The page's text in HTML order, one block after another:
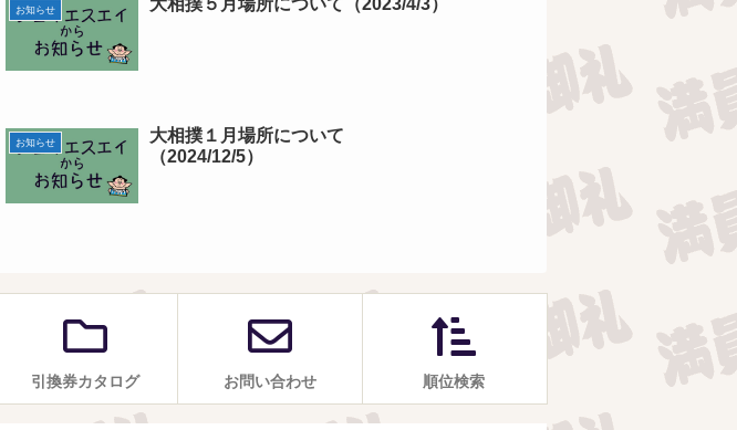
お知らせ
お知らせ
大相撲１月場所について
（2024/12/5）
引換券カタログ お問い合わせ 順位検索